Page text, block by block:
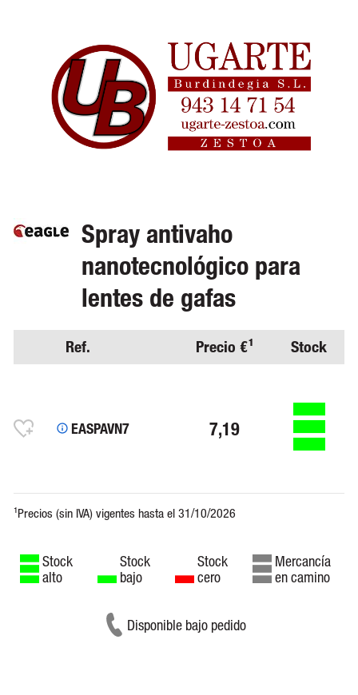
Spray antivaho
nanotecnológico para
lentes de gafas
Ref. Precio €¹ Stock
EASPAVN7 7,19
Stock
alto
Stock
bajo
Stock
cero
Mercancía
en camino
Disponible bajo pedido